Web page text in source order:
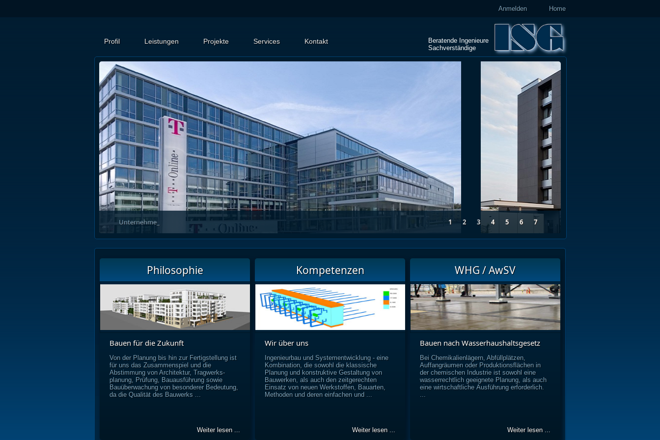
Home
Anmelden
Beratende Ingenieure
Sachverständige
Profil Leistungen Projekte Services Kontakt
Unternehmenszentrale HEA_ 1 2 3 4 5 6 7
Philosophie
Bauen für die Zukunft
Von der Planung bis hin zur Fertigstellung ist
für uns das Zusammenspiel und die
Abstimmung von Architektur, Tragwerks-
planung, Prüfung, Bauausführung sowie
Bauüberwachung von besonderer Bedeutung,
da die Qualität des Bauwerks ...
Weiter lesen ...
Kompetenzen
Wir über uns
Ingenieurbau und Systementwicklung - eine
Kombination, die sowohl die klassische
Planung und konstruktive Gestaltung von
Bauwerken, als auch den zeitgerechten
Einsatz von neuen Werkstoffen, Bauarten,
Methoden und deren einfachen und ...
Weiter lesen ...
WHG / AwSV
Bauen nach Wasserhaushaltsgesetz
Bei Chemikalienlägern, Abfüllplätzen,
Auffangräumen oder Produktionsflächen in
der chemischen Industrie ist sowohl eine
wasserrechtlich geeignete Planung, als auch
eine wirtschaftliche Ausführung erforderlich.
...
Weiter lesen ...